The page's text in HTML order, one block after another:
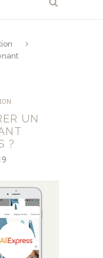
UN
?